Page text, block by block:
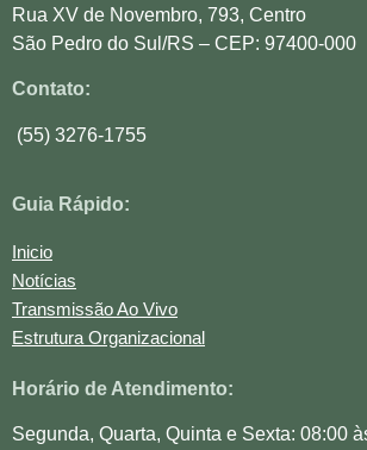
Rua XV de Novembro, 793, Centro
São Pedro do Sul/RS – CEP: 97400-000
Contato:
(55) 3276-1755
Guia Rápido:
Inicio
Notícias
Transmissão Ao Vivo
Estrutura Organizacional
Horário de Atendimento:
Segunda, Quarta, Quinta e Sexta: 08:00